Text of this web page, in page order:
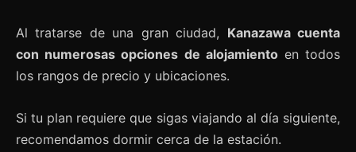
Al tratarse de una gran ciudad, Kanazawa cuenta
con numerosas opciones de alojamientoen todos
los rangos de precio y ubicaciones.
Si tu plan requiere que sigas viajando al día siguiente,
recomendamos dormir cerca de la estación.